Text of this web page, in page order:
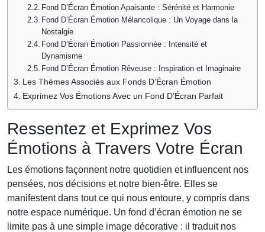
Fond D’Écran Émotion Apaisante : Sérénité et Harmonie
Fond D’Écran Émotion Mélancolique : Un Voyage dans la
Nostalgie
Fond D’Écran Émotion Passionnée : Intensité et
Dynamisme
Fond D’Écran Émotion Rêveuse : Inspiration et Imaginaire
Les Thèmes Associés aux Fonds D’Écran Émotion
Exprimez Vos Émotions Avec un Fond D’Écran Parfait
Ressentez et Exprimez Vos
Émotions à Travers Votre Écran
Les émotions façonnent notre quotidien et influencent nos
pensées, nos décisions et notre bien-être. Elles se
manifestent dans tout ce qui nous entoure, y compris dans
notre espace numérique. Un fond d’écran émotion ne se
limite pas à une simple image décorative : il traduit nos